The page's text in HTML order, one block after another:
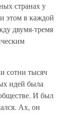
странах у
этом в каждой
двумя-тремя
сотни тысяч
идей была
И был
Ах, он